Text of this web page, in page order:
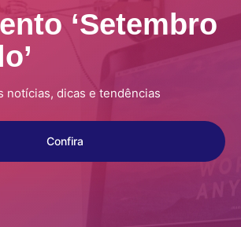
‘Setembro
notícias, dicas e tendências
Confira